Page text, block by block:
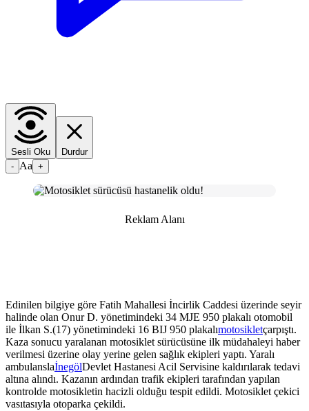
Sesli Oku
Durdur
- Aa +
Reklam Alanı
Edinilen bilgiye göre Fatih Mahallesi İncirlik Caddesi üzerinde seyir
halinde olan Onur D. yönetimindeki 34 MJE 950 plakalı otomobil
ile İlkan S.(17) yönetimindeki 16 BIJ 950 plakalımotosikletçarpıştı.
Kaza sonucu yaralanan motosiklet sürücüsüne ilk müdahaleyi haber
verilmesi üzerine olay yerine gelen sağlık ekipleri yaptı. Yaralı
ambulanslaİnegölDevlet Hastanesi Acil Servisine kaldırılarak tedavi
altına alındı. Kazanın ardından trafik ekipleri tarafından yapılan
kontrolde motosikletin hacizli olduğu tespit edildi. Motosiklet çekici
vasıtasıyla otoparka çekildi.